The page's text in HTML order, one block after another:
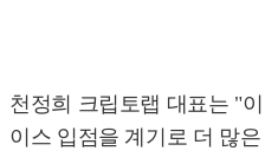
천정희 크립토랩 대표는 "
이스 입점을 계기로 더 많